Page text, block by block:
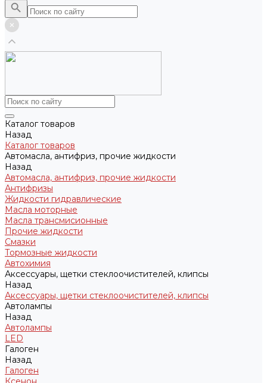
Каталог товаров
Назад
Каталог товаров
Автомасла, антифриз, прочие жидкости
Назад
Автомасла, антифриз, прочие жидкости
Антифризы
Жидкости гидравлические
Масла моторные
Масла трансмисионные
Прочие жидкости
Смазки
Тормозные жидкости
Автохимия
Аксессуары, щетки стеклоочистителей, клипсы
Назад
Аксессуары, щетки стеклоочистителей, клипсы
Автолампы
Назад
Автолампы
LED
Галоген
Назад
Галоген